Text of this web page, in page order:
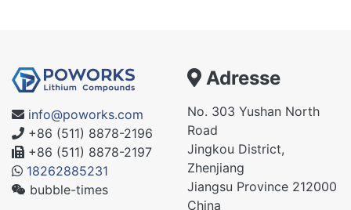
info@poworks.com
+86 (511) 8878-2196
+86 (511) 8878-2197
18262885231
bubble-times
Adresse
No. 303 Yushan North
Road
Jingkou District,
Zhenjiang
Jiangsu Province 212000
China